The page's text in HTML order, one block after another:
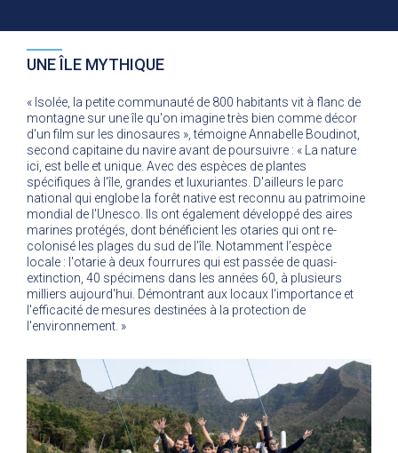
UNE ÎLE MYTHIQUE
« Isolée, la petite communauté de 800 habitants vit à flanc de
montagne sur une île qu'on imagine très bien comme décor
d'un film sur les dinosaures », témoigne Annabelle Boudinot,
second capitaine du navire avant de poursuivre : « La nature
ici, est belle et unique. Avec des espèces de plantes
spécifiques à l'île, grandes et luxuriantes. D'ailleurs le parc
national qui englobe la forêt native est reconnu au patrimoine
mondial de l'Unesco. Ils ont également développé des aires
marines protégés, dont bénéficient les otaries qui ont re-
colonisé les plages du sud de l'île. Notamment l’espèce
locale : l'otarie à deux fourrures qui est passée de quasi-
extinction, 40 spécimens dans les années 60, à plusieurs
milliers aujourd'hui. Démontrant aux locaux l'importance et
l'efficacité de mesures destinées à la protection de
l'environnement. »